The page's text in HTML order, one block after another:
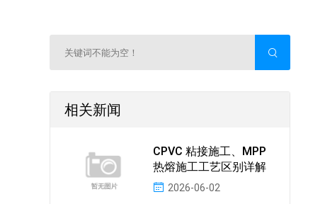
相关新闻
CPVC 粘接施工、MPP
热熔施工工艺区别详解
2026-06-02